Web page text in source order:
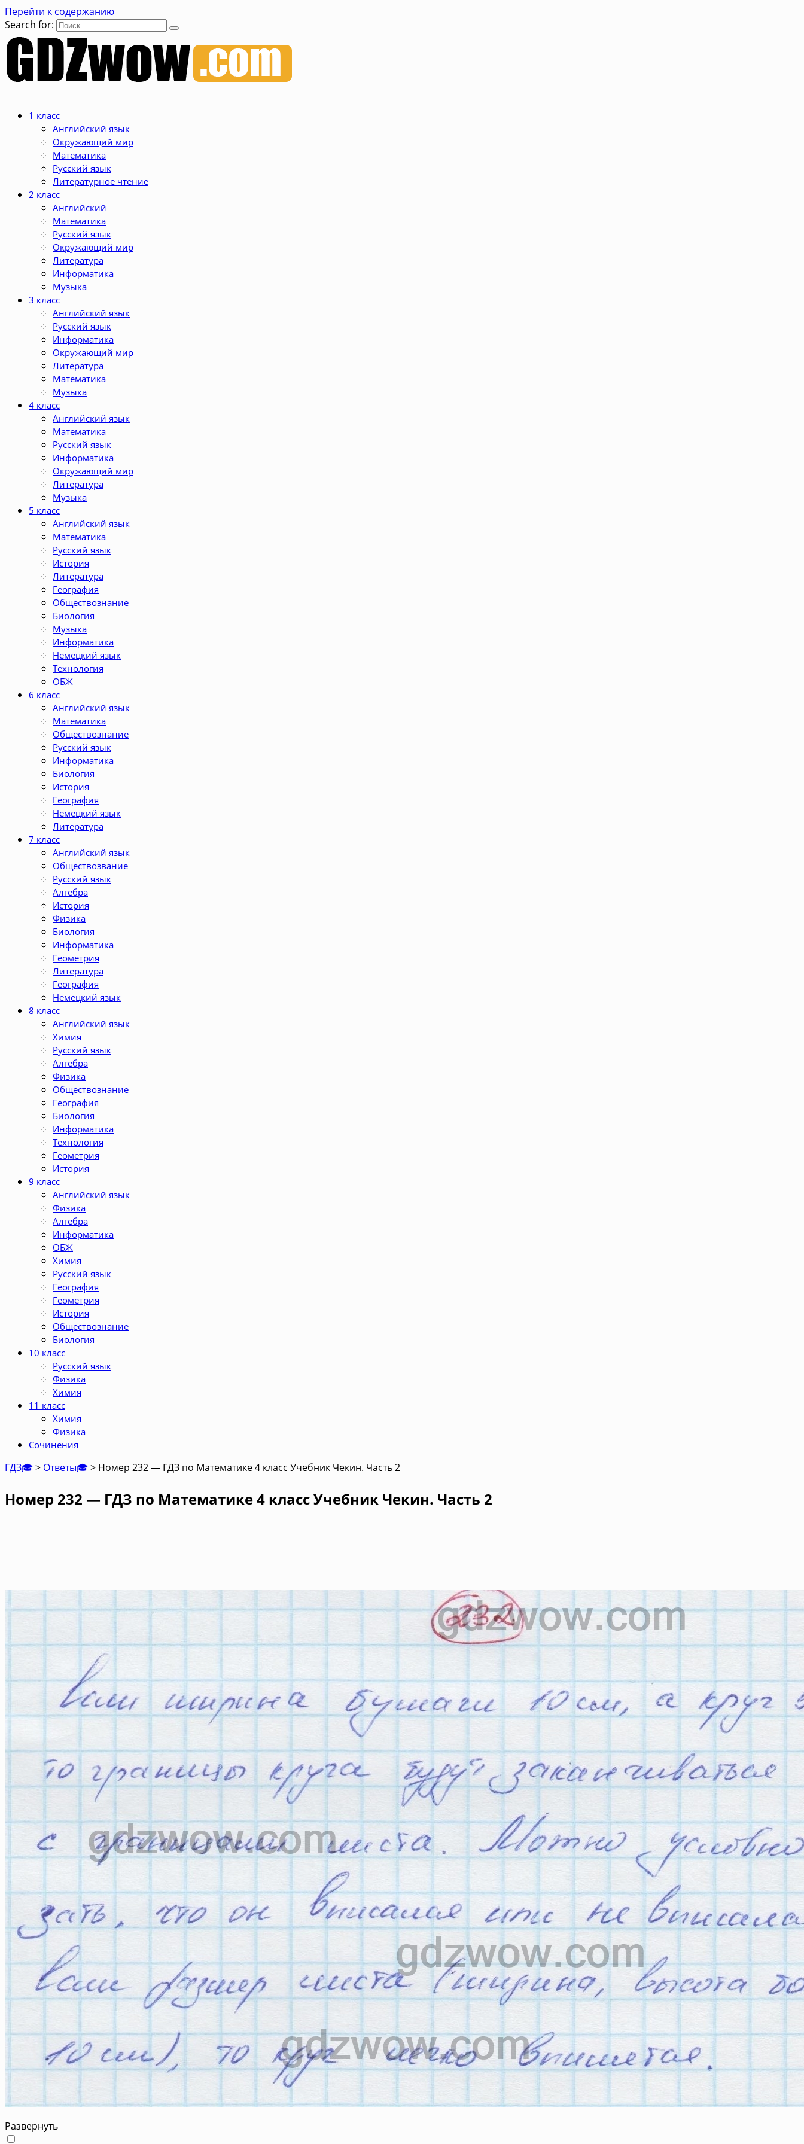
Перейти к содержанию
Search for:
1 класс
Английский язык
Окружающий мир
Математика
Русский язык
Литературное чтение
2 класс
Английский
Математика
Русский язык
Окружающий мир
Литература
Информатика
Музыка
3 класс
Английский язык
Русский язык
Информатика
Окружающий мир
Литература
Математика
Музыка
4 класс
Английский язык
Математика
Русский язык
Информатика
Окружающий мир
Литература
Музыка
5 класс
Английский язык
Математика
Русский язык
История
Литература
География
Обществознание
Биология
Музыка
Информатика
Немецкий язык
Технология
ОБЖ
6 класс
Английский язык
Математика
Обществознание
Русский язык
Информатика
Биология
История
География
Немецкий язык
Литература
7 класс
Английский язык
Обществозвание
Русский язык
Алгебра
История
Физика
Биология
Информатика
Геометрия
Литература
География
Немецкий язык
8 класс
Английский язык
Химия
Русский язык
Алгебра
Физика
Обществознание
География
Биология
Информатика
Технология
Геометрия
История
9 класс
Английский язык
Физика
Алгебра
Информатика
ОБЖ
Химия
Русский язык
География
Геометрия
История
Обществознание
Биология
10 класс
Русский язык
Физика
Химия
11 класс
Химия
Физика
Сочинения
ГДЗ🎓> Ответы🎓> Номер 232 — ГДЗ по Математике 4 класс Учебник Чекин. Часть 2
Номер 232 — ГДЗ по Математике 4 класс Учебник Чекин. Часть 2
Развернуть